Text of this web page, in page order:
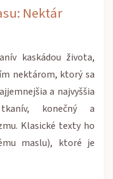
Nektár
kaskádou života,
nektárom, ktorý sa
a najvyššia
konečný a
Klasické texty ho
maslu), ktoré je